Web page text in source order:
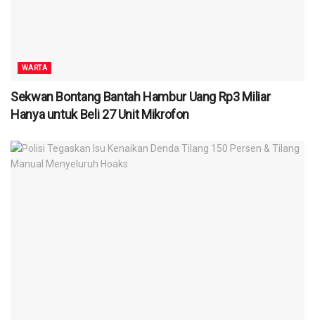
WARTA
Sekwan Bontang Bantah Hambur Uang Rp3 Miliar
Hanya untuk Beli 27 Unit Mikrofon